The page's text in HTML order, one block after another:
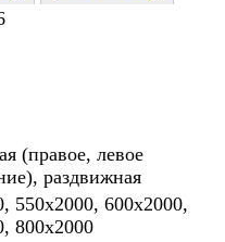
(правое, левое
раздвижная
550х2000, 600х2000,
800х2000